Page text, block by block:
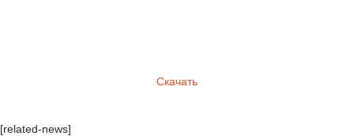
Скачать
[related-news]